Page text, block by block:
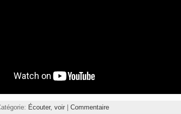
Écouter, voir Commentaire